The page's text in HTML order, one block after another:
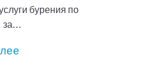
бурения по
за...